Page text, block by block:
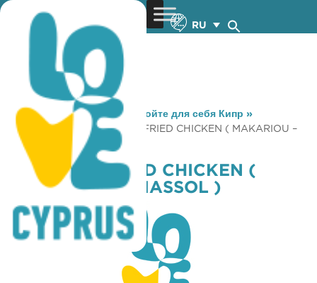
RU
You are here: Home »Откройте для себя Кипр »
Gastronomy
»
KENTUCKY FRIED CHICKEN ( MAKARIOU –
LIMASSOL )
KENTUCKY FRIED CHICKEN (
MAKARIOU – LIMASSOL )